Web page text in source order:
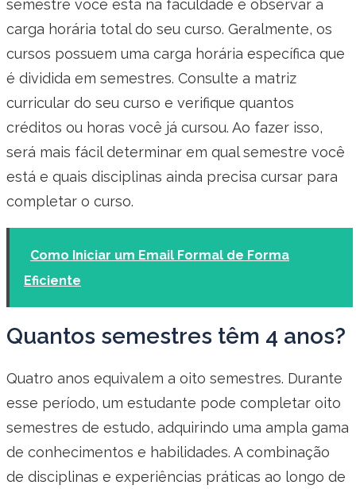
semestre você está na faculdade é observar a
carga horária total do seu curso. Geralmente, os
cursos possuem uma carga horária específica que
é dividida em semestres. Consulte a matriz
curricular do seu curso e verifique quantos
créditos ou horas você já cursou. Ao fazer isso,
será mais fácil determinar em qual semestre você
está e quais disciplinas ainda precisa cursar para
completar o curso.
Como Iniciar um Email Formal de Forma
Eficiente
Quantos semestres têm 4 anos?
Quatro anos equivalem a oito semestres. Durante
esse período, um estudante pode completar oito
semestres de estudo, adquirindo uma ampla gama
de conhecimentos e habilidades. A combinação
de disciplinas e experiências práticas ao longo de